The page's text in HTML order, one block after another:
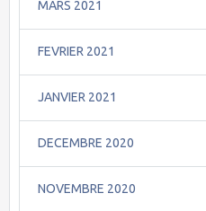
MARS 2021
FEVRIER 2021
JANVIER 2021
DECEMBRE 2020
NOVEMBRE 2020